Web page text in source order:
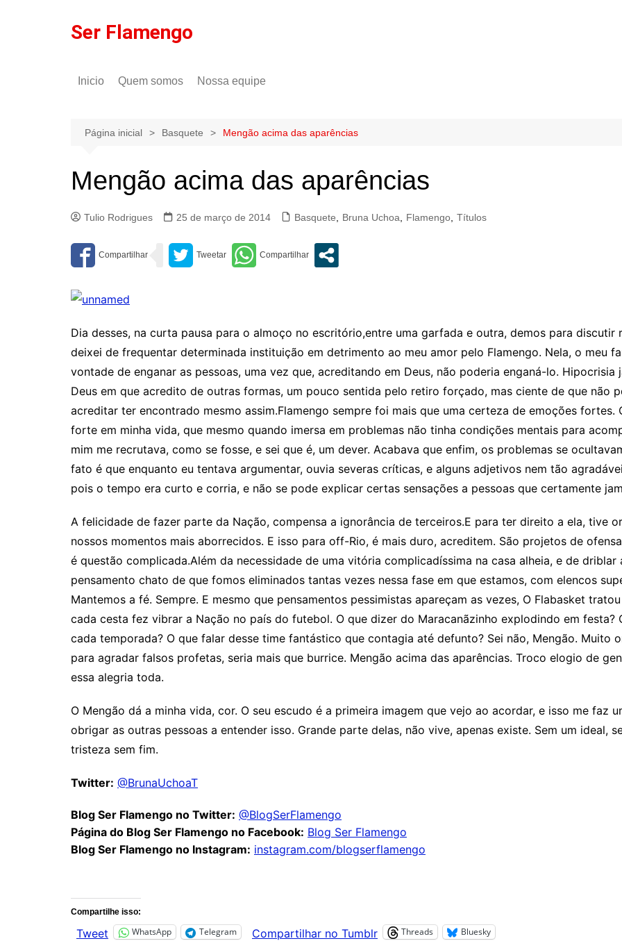
Ser Flamengo
Inicio Quem somos
Política de privacidade
Nossa equipe
Gilson Lima
Página inicial Basquete Mengão acima das aparências
Mengão acima das aparências
Tulio Rodrigues 25 de março de 2014 Basquete Bruna Uchoa Flamengo Títulos
Dia desses, na curta pausa para o almoço no escritório,entre uma garfada e outra, demos para
deixei de frequentar determinada instituição em detrimento ao meu amor pelo Flamengo. Nela, o meu
vontade de enganar as pessoas, uma vez que, acreditando em Deus, não poderia enganá-lo.
Deus em que acredito de outras formas, um pouco sentida pelo retiro forçado, mas ciente de que não
acreditar ter encontrado mesmo assim.Flamengo sempre foi mais que uma certeza de emoções fortes.
forte em minha vida, que mesmo quando imersa em problemas não tinha condições mentais para
mim me recrutava, como se fosse, e sei que é, um dever. Acabava que enfim, os problemas se
fato é que enquanto eu tentava argumentar, ouvia severas críticas, e alguns adjetivos nem tão
pois o tempo era curto e corria, e não se pode explicar certas sensações a pessoas que certamente
A felicidade de fazer parte da Nação, compensa a ignorância de terceiros.E para ter direito a ela, tive
nossos momentos mais aborrecidos. E isso para off-Rio, é mais duro, acreditem. São projetos de
é questão complicada.Além da necessidade de uma vitória complicadíssima na casa alheia, e de
pensamento chato de que fomos eliminados tantas vezes nessa fase em que estamos, com elencos
Mantemos a fé. Sempre. E mesmo que pensamentos pessimistas apareçam as vezes, O Flabasket
cada cesta fez vibrar a Nação no país do futebol. O que dizer do Maracanãzinho explodindo em festa?
cada temporada? O que falar desse time fantástico que contagia até defunto? Sei não, Mengão. Muito
para agradar falsos profetas, seria mais que burrice. Mengão acima das aparências. Troco elogio de
essa alegria toda.
O Mengão dá a minha vida, cor. O seu escudo é a primeira imagem que vejo ao acordar, e isso me faz
obrigar as outras pessoas a entender isso. Grande parte delas, não vive, apenas existe. Sem um ideal,
tristeza sem fim.
Twitter: @BrunaUchoaT
Blog Ser Flamengo no Twitter: @BlogSerFlamengo
Página do Blog Ser Flamengo no Facebook: Blog Ser Flamengo
Blog Ser Flamengo no Instagram: instagram.com/blogserflamengo
Compartilhe isso:
Tweet WhatsApp Telegram Compartilhar no Tumblr Threads Bluesky